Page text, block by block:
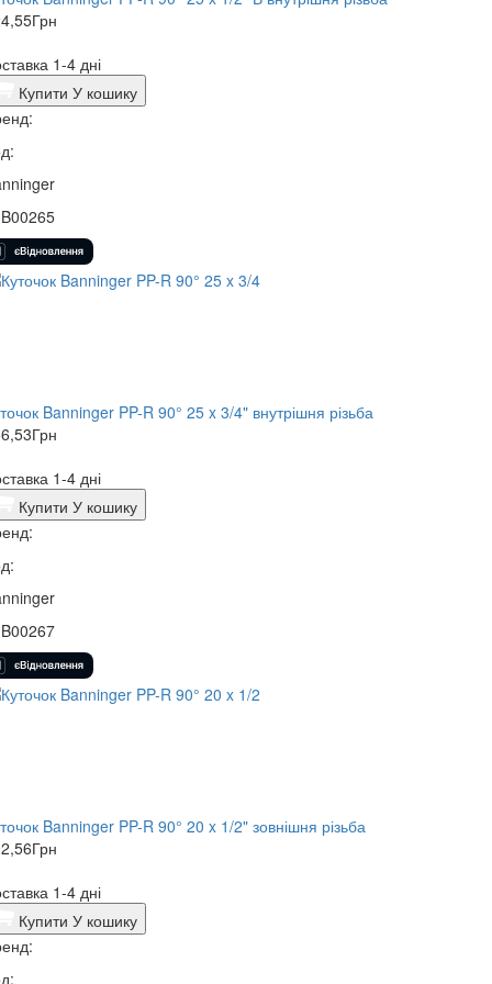
Грн
1-4 дні
Купити У кошику
Banninger PP-R 90° 25 x 3/4" внутрішня різьба
Грн
1-4 дні
Купити У кошику
Banninger PP-R 90° 20 x 1/2" зовнішня різьба
Грн
1-4 дні
Купити У кошику